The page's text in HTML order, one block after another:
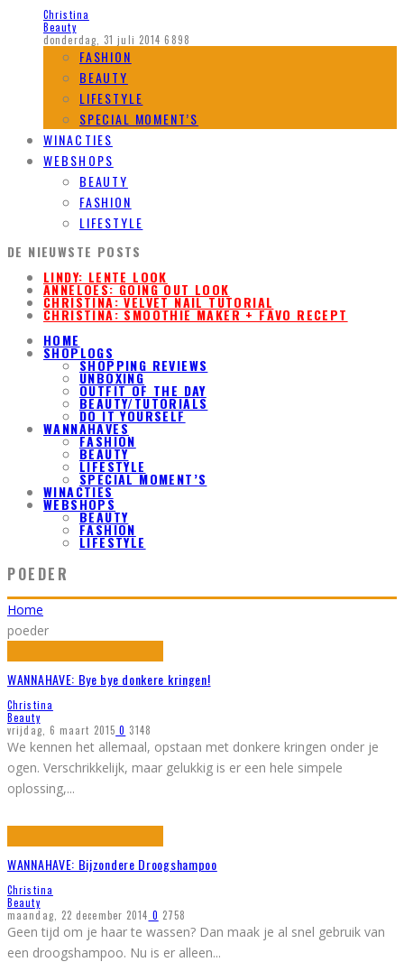
Christina
Beauty
donderdag, 31 juli 2014 6898
FASHION
BEAUTY
LIFESTYLE
SPECIAL MOMENT’S
WINACTIES
WEBSHOPS
BEAUTY
FASHION
LIFESTYLE
DE NIEUWSTE POSTS
LINDY: LENTE LOOK
ANNELOES: GOING OUT LOOK
CHRISTINA: VELVET NAIL TUTORIAL
CHRISTINA: SMOOTHIE MAKER + FAVO RECEPT
HOME
SHOPLOGS
SHOPPING REVIEWS
UNBOXING
OUTFIT OF THE DAY
BEAUTY/TUTORIALS
DO IT YOURSELF
WANNAHAVES
FASHION
BEAUTY
LIFESTYLE
SPECIAL MOMENT’S
WINACTIES
WEBSHOPS
BEAUTY
FASHION
LIFESTYLE
POEDER
Home
poeder
WANNAHAVE: Bye bye donkere kringen!
Christina
Beauty
vrijdag, 6 maart 2015 0 3148
We kennen het allemaal, opstaan met donkere kringen onder je
ogen. Verschrikkelijk, maar gelukkig is er een hele simpele
oplossing,...
WANNAHAVE: Bijzondere Droogshampoo
Christina
Beauty
maandag, 22 december 2014 0 2758
Geen tijd om je haar te wassen? Dan maak je al snel gebruik van
een droogshampoo. Nu is er alleen...